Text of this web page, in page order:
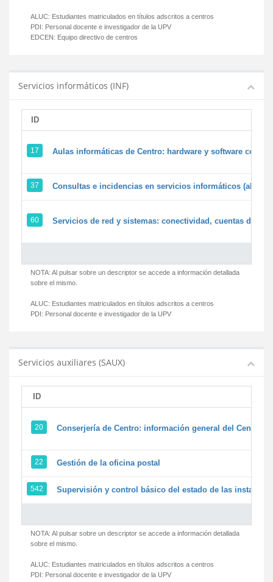
ALUC: Estudiantes matriculados en títulos adscritos a centros
PDI: Personal docente e investigador de la UPV
EDCEN: Equipo directivo de centros
Servicios informáticos (INF)
ID
17 Aulas informáticas de Centro: hardware y software
37 Consultas e incidencias en servicios informáticos
60 Servicios de red y sistemas: conectividad, cuentas de
NOTA: Al pulsar sobre un descriptor se accede a información detallada
sobre el mismo.
ALUC: Estudiantes matriculados en títulos adscritos a centros
PDI: Personal docente e investigador de la UPV
Servicios auxiliares (SAUX)
ID
20 Conserjería de Centro: información general del Centro y
22 Gestión de la oficina postal
542 Supervisión y control básico del estado de las
NOTA: Al pulsar sobre un descriptor se accede a información detallada
sobre el mismo.
ALUC: Estudiantes matriculados en títulos adscritos a centros
PDI: Personal docente e investigador de la UPV